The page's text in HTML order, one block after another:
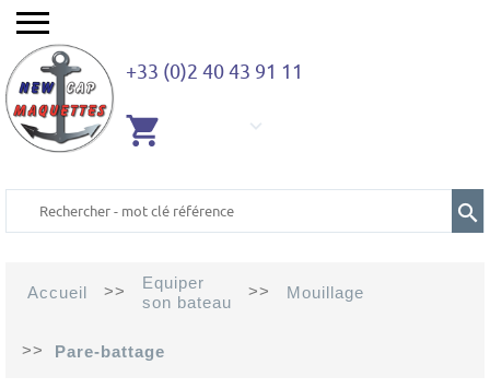
+33 (0)2 40 43 91 11
Accueil >>
Equiper
son bateau
>> Mouillage
>> Pare-battage